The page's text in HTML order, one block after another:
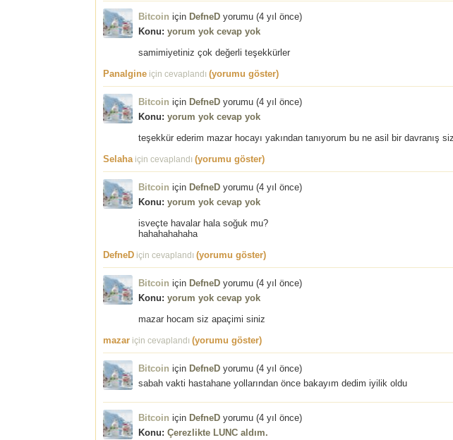
Bitcoin için DefneD yorumu (4 yıl önce)
Konu: yorum yok cevap yok
samimiyetiniz çok değerli teşekkürler
Panalgine için cevaplandı (yorumu göster)
Bitcoin için DefneD yorumu (4 yıl önce)
Konu: yorum yok cevap yok
teşekkür ederim mazar hocayı yakından tanıyorum bu ne asil bir davranış
Selahaiçin cevaplandı (yorumu göster)
Bitcoin için DefneD yorumu (4 yıl önce)
Konu: yorum yok cevap yok
isveçte havalar hala soğuk mu?
hahahahahaha
DefneD için cevaplandı (yorumu göster)
Bitcoin için DefneD yorumu (4 yıl önce)
Konu: yorum yok cevap yok
mazar hocam siz apaçimi siniz
mazar için cevaplandı (yorumu göster)
Bitcoin için DefneD yorumu (4 yıl önce)
sabah vakti hastahane yollarından önce bakayım dedim iyilik oldu
Bitcoin için DefneD yorumu (4 yıl önce)
Konu: Çerezlikte LUNC aldım.